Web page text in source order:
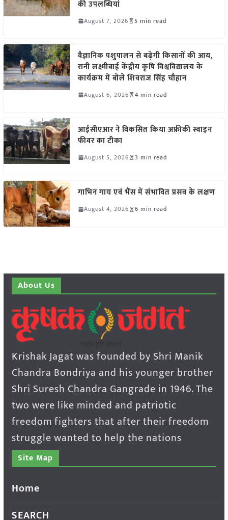
की उपलब्धियां
August 7, 2026 5 min read
वैज्ञानिक पशुपालन से बढ़ेगी किसानों की आय,
रानी लक्ष्मीबाई केंद्रीय कृषि विश्वविद्यालय के
कार्यक्रम में बोले शिवराज सिंह चौहान
August 6, 2026 4 min read
आईसीएआर ने विकसित किया अफ्रीकी स्वाइन
फीवर का टीका
August 5, 2026 3 min read
गाभिन गाय एवं भैंस में संभावित प्रसव के लक्षण
August 4, 2026 6 min read
About Us
Krishak Jagat was founded by Shri Manik
Chandra Bondriya and his younger brother
Shri Suresh Chandra Gangrade in 1946. The
two were like minded and patriotic
freedom fighters that after their freedom
struggle wanted to help the nations
Site Map
Home
SEARCH